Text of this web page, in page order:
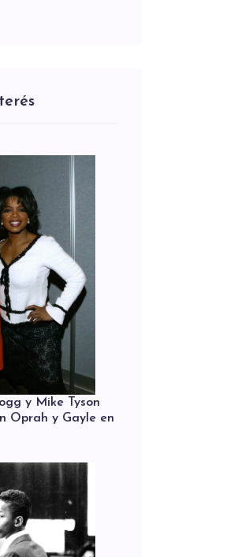
y Mike Tyson
Oprah y Gayle en